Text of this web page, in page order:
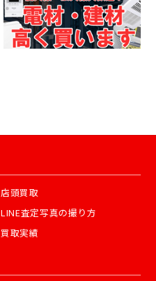
店頭買取
LINE査定写真の撮り方
買取実績